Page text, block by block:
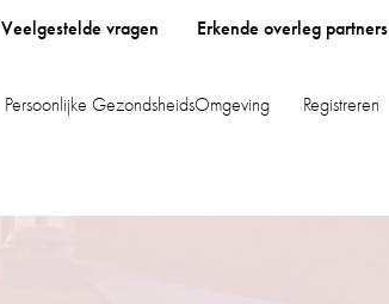
Veelgestelde vragen Erkende overleg partners
Persoonlijke GezondsheidsOmgeving Registreren